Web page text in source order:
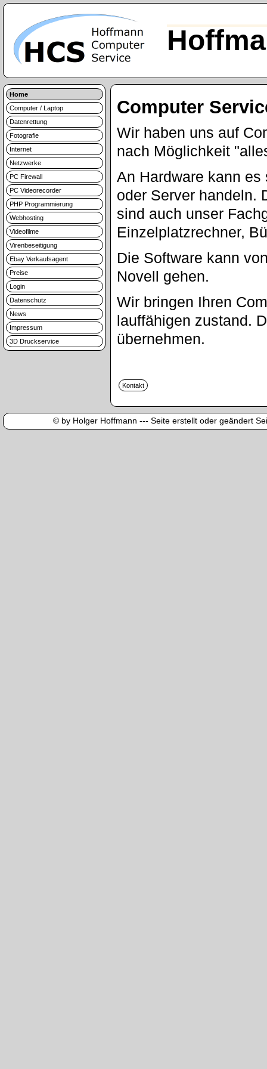
Home
Computer / Laptop
Datenrettung
Fotografie
Internet
Netzwerke
PC Firewall
PC Videorecorder
PHP Programmierung
Webhosting
Videofilme
Virenbeseitigung
Ebay Verkaufsagent
Preise
Login
Datenschutz
News
Impressum
3D Druckservice
Computer
Wir haben uns auf
nach Möglichkeit
An Hardware kann
oder Server handeln.
sind auch unser
Einzelplatzrechner,
Die Software kann
Novell gehen.
Wir bringen Ihren
lauffähigen zustand.
übernehmen.
© by Holger Hoffmann --- Seite erstellt oder geändert